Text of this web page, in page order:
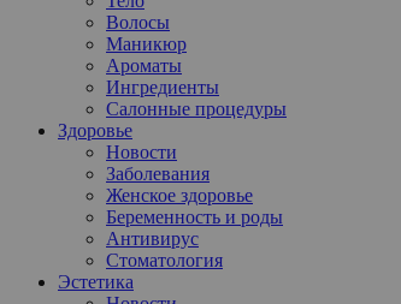
Волосы
Маникюр
Ароматы
Ингредиенты
Салонные процедуры
Здоровье
Новости
Заболевания
Женское здоровье
Беременность и роды
Антивирус
Стоматология
Эстетика